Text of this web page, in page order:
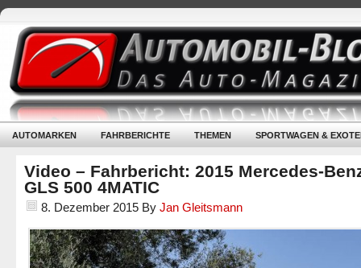
AUTOMARKEN FAHRBERICHTE THEMEN SPORTWAGEN &
Video – Fahrbericht: 2015 Mercedes-
GLS 500 4MATIC
8. Dezember 2015 By Jan Gleitsmann